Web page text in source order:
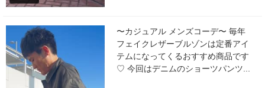
〜カジュアル メンズコーデ〜 毎年
フェイクレザーブルゾンは定番アイ
テムになってくるおすすめ商品です
♡ 今回はデニムのショーツパンツ...